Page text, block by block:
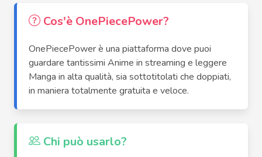
Cos'è OnePiecePower?
OnePiecePower è una piattaforma dove puoi
guardare tantissimi Anime in streaming e leggere
Manga in alta qualità, sia sottotitolati che doppiati,
in maniera totalmente gratuita e veloce.
Chi può usarlo?